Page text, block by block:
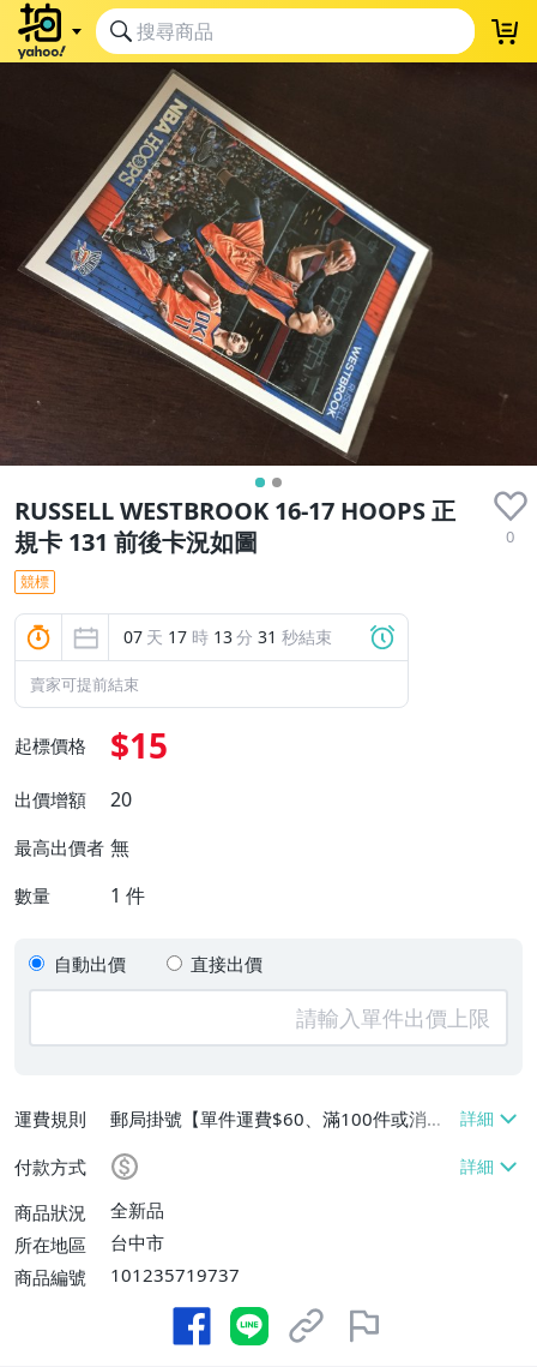
RUSSELL WESTBROOK 16-17 HOOPS 正
規卡 131 前後卡況如圖
0
競標
07 天 17 時 13分 30 秒結束
賣家可提前結束
起標價格 $15
出價增額 20
最高出價者 無
數量 1 件
自動出價 直接出價
運費規則
郵局掛號【單件運費$60、滿100件或消費
滿$9999免運費】
付款方式
商品狀況
全新品
所在地區
台中市
商品編號
101235719737